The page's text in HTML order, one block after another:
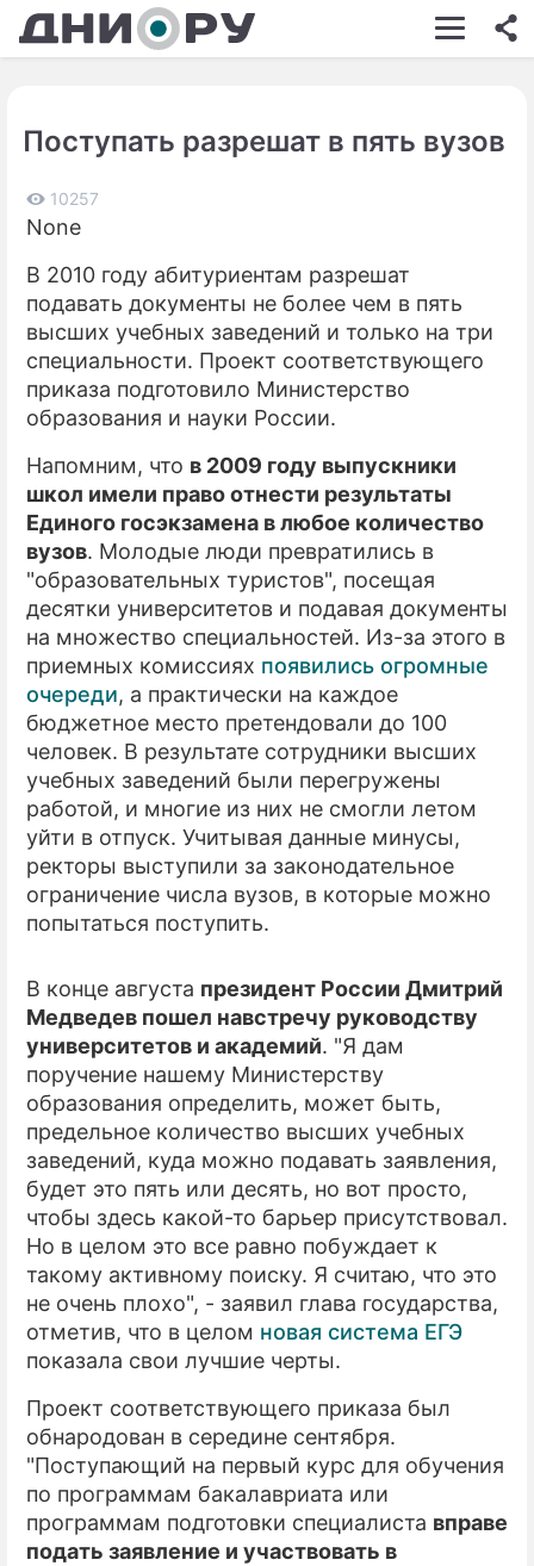
ШОУ-БИЗНЕС
КИНО
ЭКОНОМИКА
ПРОИСШЕСТВИЯ
СОННИК
СЕРИАЛЫ
ИГРЫ
ПРЕСС-РЕЛИЗЫ
О ПРОЕКТЕ
Поступать разрешат в пять вузов
10257
None
В 2010 году абитуриентам разрешат
подавать документы не более чем в пять
высших учебных заведений и только на три
специальности. Проект соответствующего
приказа подготовило Министерство
образования и науки России.
Напомним, что в 2009 году выпускники
школ имели право отнести результаты
Единого госэкзамена в любое количество
вузов. Молодые люди превратились в
"образовательных туристов", посещая
десятки университетов и подавая документы
на множество специальностей. Из-за этого в
приемных комиссиях появились огромные
очереди, а практически на каждое
бюджетное место претендовали до 100
человек. В результате сотрудники высших
учебных заведений были перегружены
работой, и многие из них не смогли летом
уйти в отпуск. Учитывая данные минусы,
ректоры выступили за законодательное
ограничение числа вузов, в которые можно
попытаться поступить.
В конце августа президент России Дмитрий
Медведев пошел навстречу руководству
университетов и академий. "Я дам
поручение нашему Министерству
образования определить, может быть,
предельное количество высших учебных
заведений, куда можно подавать заявления,
будет это пять или десять, но вот просто,
чтобы здесь какой-то барьер присутствовал.
Но в целом это все равно побуждает к
такому активному поиску. Я считаю, что это
не очень плохо", - заявил глава государства,
отметив, что в целом новая система ЕГЭ
показала свои лучшие черты.
Проект соответствующего приказа был
обнародован в середине сентября.
"Поступающий на первый курс для обучения
по программам бакалавриата или
программам подготовки специалиста вправе
подать заявление и участвовать в